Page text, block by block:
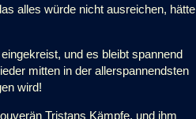
alles würde nicht ausreichen, hätte
und es bleibt spannend
mitten in der allerspannendsten
wird!
Tristans Kämpfe, und ihm